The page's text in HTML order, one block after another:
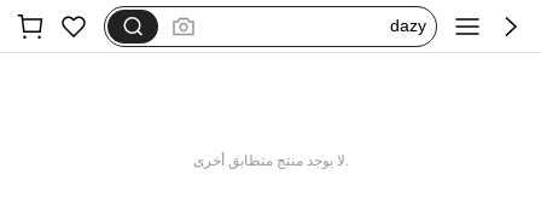
dazy
.لا يوجد منتج متطابق أخرى